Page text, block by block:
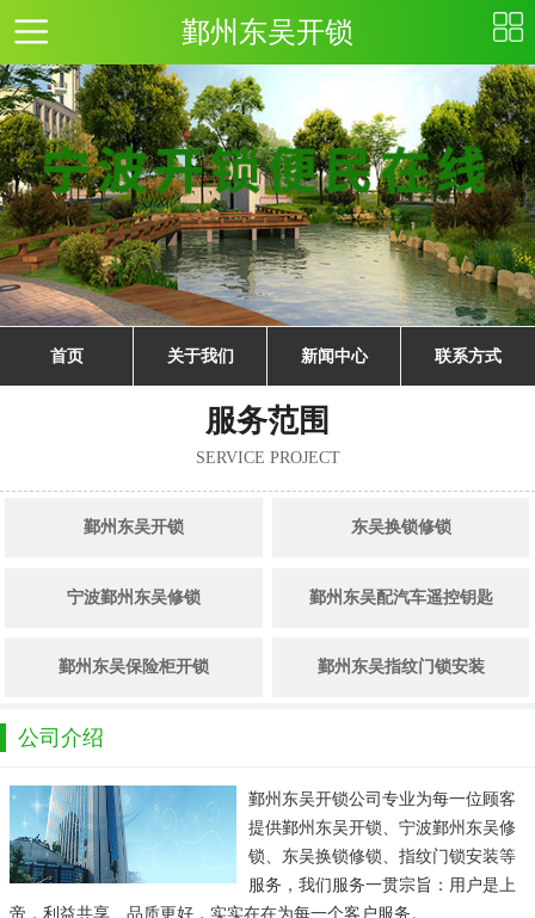
鄞州东吴开锁
首页 关于我们 新闻中心 联系方式
服务范围
SERVICE PROJECT
鄞州东吴开锁 东吴换锁修锁
宁波鄞州东吴修锁 鄞州东吴配汽车遥控钥匙
鄞州东吴保险柜开锁 鄞州东吴指纹门锁安装
公司介绍
鄞州东吴开锁公司专业为每一位顾客
提供鄞州东吴开锁、宁波鄞州东吴修
锁、东吴换锁修锁、指纹门锁安装等
服务，我们服务一贯宗旨：用户是上
帝，利益共享、品质更好，实实在在为每一个客户服务。